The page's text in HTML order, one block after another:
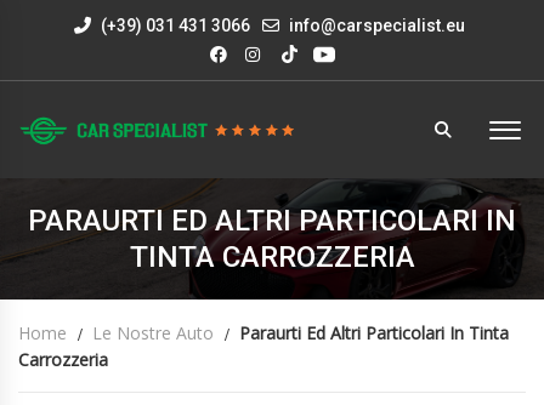
(+39) 031 431 3066 info@carspecialist.eu
PARAURTI ED ALTRI PARTICOLARI IN
TINTA CARROZZERIA
Home Le Nostre Auto
Paraurti Ed Altri Particolari In Tinta
Carrozzeria